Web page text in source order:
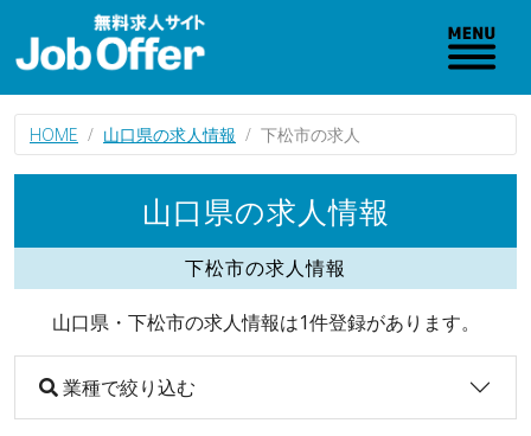
HOME 山口県の求人情報 下松市の求人
山口県の求人情報
下松市の求人情報
山口県・下松市の求人情報は1件登録があります。
業種で絞り込む